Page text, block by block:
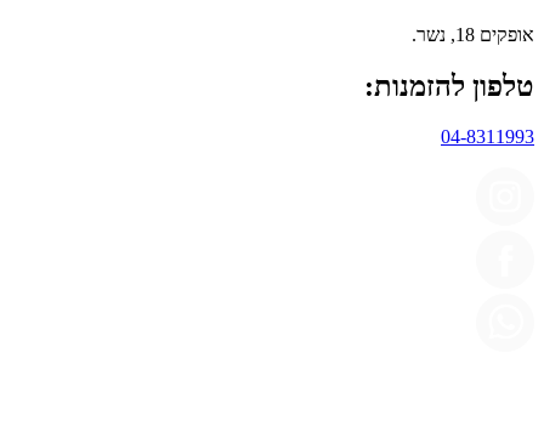
אופקים 18, נשר.
טלפון להזמנות:
04-8311993